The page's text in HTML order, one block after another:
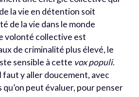
la vie en détention soit
de la vie dans le monde
volonté collective est
de criminalité plus élevé, le
sensible à cette vox populi.
faut y aller doucement, avec
peut évaluer, pour penser